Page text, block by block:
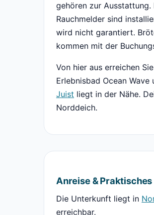
gehören zur
Rauchmelder sind
wird nicht garantiert.
kommen mit der
Von hier aus erreichen
Erlebnisbad Ocean
Juist liegt in der Nähe.
Norddeich.
Anreise & Praktisches
Die Unterkunft liegt in
erreichbar.